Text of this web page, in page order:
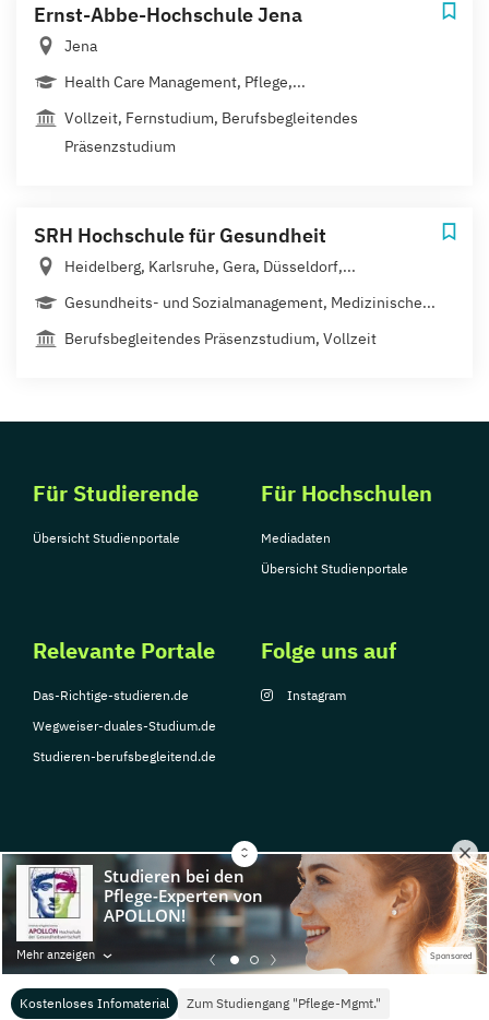
Kostenloses Infomaterial Zum Studiengang "Pflege-Mgmt."
Mehr anzeigen Sponsored
Ernst-Abbe-Hochschule Jena
Jena
Health Care Management, Pflege,...
Vollzeit, Fernstudium, Berufsbegleitendes
Präsenzstudium
SRH Hochschule für Gesundheit
Heidelberg, Karlsruhe, Gera, Düsseldorf,...
Gesundheits- und Sozialmanagement, Medizinische...
Berufsbegleitendes Präsenzstudium, Vollzeit
Für Studierende
Übersicht Studienportale
Für Hochschulen
Mediadaten
Übersicht Studienportale
Relevante Portale
Das-Richtige-studieren.de
Wegweiser-duales-Studium.de
Studieren-berufsbegleitend.de
Folge uns auf
Instagram
© Copyright 2026, TarGroup Media GmbH
Impressum
Datenschutzerklärung Nutzungsbedingungen